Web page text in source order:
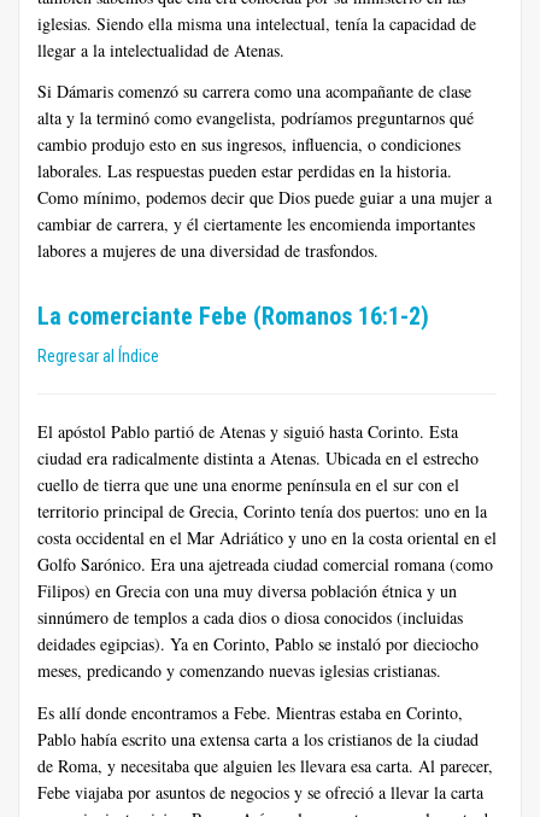
iglesias. Siendo ella misma una intelectual, tenía la capacidad de
llegar a la intelectualidad de Atenas.
Si Dámaris comenzó su carrera como una acompañante de clase
alta y la terminó como evangelista, podríamos preguntarnos qué
cambio produjo esto en sus ingresos, influencia, o condiciones
laborales. Las respuestas pueden estar perdidas en la historia.
Como mínimo, podemos decir que Dios puede guiar a una mujer a
cambiar de carrera, y él ciertamente les encomienda importantes
labores a mujeres de una diversidad de trasfondos.
La comerciante Febe (Romanos 16:1-2)
Regresar al Índice
El apóstol Pablo partió de Atenas y siguió hasta Corinto. Esta
ciudad era radicalmente distinta a Atenas. Ubicada en el estrecho
cuello de tierra que une una enorme península en el sur con el
territorio principal de Grecia, Corinto tenía dos puertos: uno en la
costa occidental en el Mar Adriático y uno en la costa oriental en el
Golfo Sarónico. Era una ajetreada ciudad comercial romana (como
Filipos) en Grecia con una muy diversa población étnica y un
sinnúmero de templos a cada dios o diosa conocidos (incluidas
deidades egipcias). Ya en Corinto, Pablo se instaló por dieciocho
meses, predicando y comenzando nuevas iglesias cristianas.
Es allí donde encontramos a Febe. Mientras estaba en Corinto,
Pablo había escrito una extensa carta a los cristianos de la ciudad
de Roma, y necesitaba que alguien les llevara esa carta. Al parecer,
Febe viajaba por asuntos de negocios y se ofreció a llevar la carta